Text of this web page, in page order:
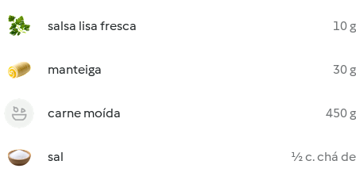
salsa lisa fresca 10 g
manteiga 30 g
carne moída 450 g
sal ½ c. chá de